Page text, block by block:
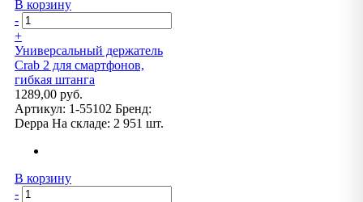
В корзину
-
+
Универсальный держатель
Crab 2 для смартфонов,
гибкая штанга
1289,00 руб.
Артикул: 1-55102 Бренд:
Deppa На складе: 2 951 шт.
В корзину
-